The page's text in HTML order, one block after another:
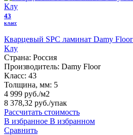
43
класс
Кварцевый SPC ламинат Damy
Клу
Страна: Россия
Производитель: Damy Floor
Класс: 43
Толщина, мм: 5
4 999 руб./м2
8 378,32 руб./упак
Рассчитать стоимость
В избранное В избранном
Сравнить